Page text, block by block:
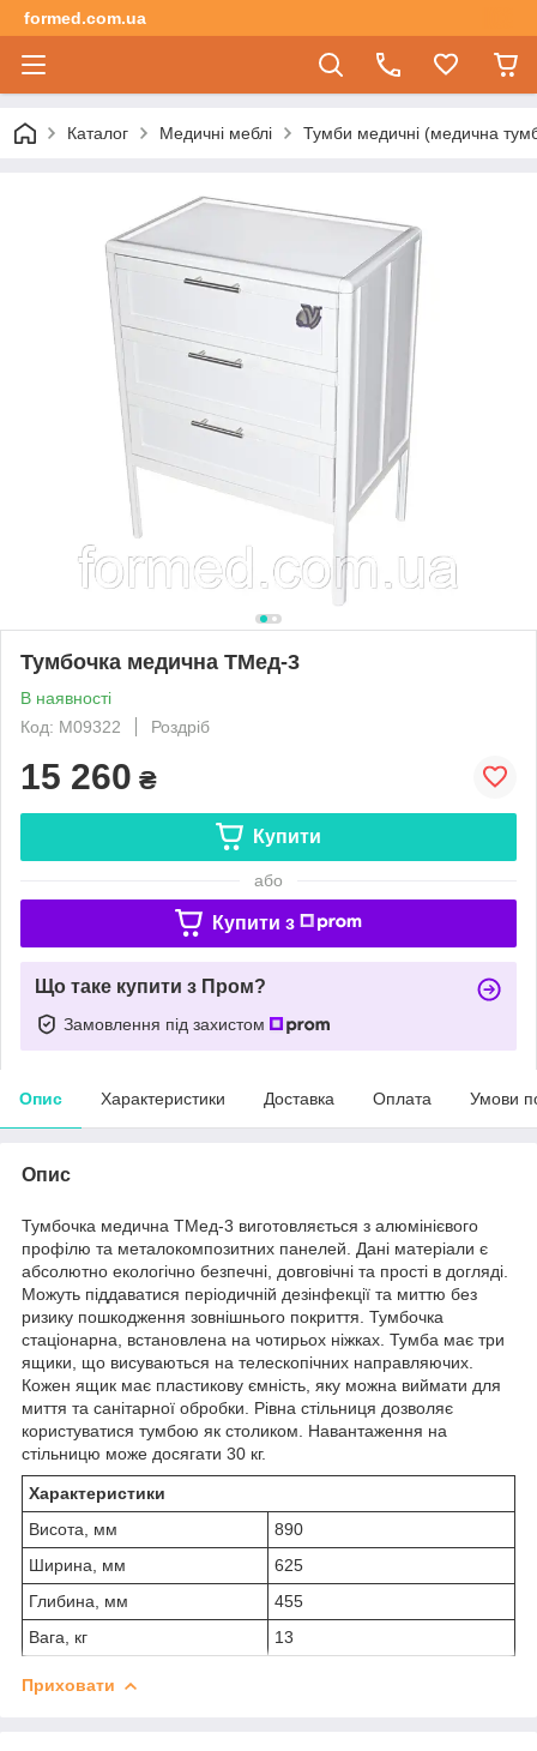
formed.com.ua
Каталог Медичні меблі Тумби медичні (медична
Тумбочка медична ТМед-3
В наявності
Код: M09322
Роздріб
15 260 ₴
Купити
або
Купити з
Що таке купити з Пром?
Замовлення під захистом
Опис Характеристики Доставка Оплата Умови
Опис
Тумбочка медична ТМед-3 виготовляється з алюмінієвого
профілю та металокомпозитних панелей. Дані матеріали є
абсолютно екологічно безпечні, довговічні та прості в догляді.
Можуть піддаватися періодичній дезінфекції та миттю без
ризику пошкодження зовнішнього покриття. Тумбочка
стаціонарна, встановлена на чотирьох ніжках. Тумба має три
ящики, що висуваються на телескопічних направляючих.
Кожен ящик має пластикову ємність, яку можна виймати для
миття та санітарної обробки. Рівна стільниця дозволяє
користуватися тумбою як столиком. Навантаження на
стільницю може досягати 30 кг.
Характеристики
Висота, мм
890
Ширина, мм
625
Глибина, мм
455
Вага, кг
13
Приховати